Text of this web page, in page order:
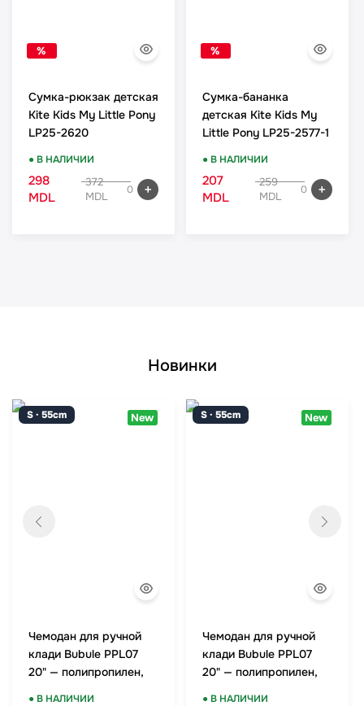
%
Сумка-рюкзак детская
Kite Kids My Little Pony
LP25-2620
● В НАЛИЧИИ
298
MDL
372
MDL
0
%
Сумка-бананка
детская Kite Kids My
Little Pony LP25-2577-1
● В НАЛИЧИИ
207
MDL
259
MDL
0
Новинки
S · 55cm New
Чемодан для ручной
клади Bubule PPL07
20" — полипропилен,
● В НАЛИЧИИ
S · 55cm New
Чемодан для ручной
клади Bubule PPL07
20" — полипропилен,
● В НАЛИЧИИ